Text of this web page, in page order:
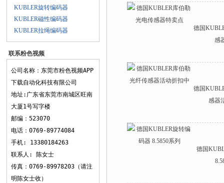
KUBLER旋转编码器
KUBLER磁性编码器
KUBLER拉绳编码器
联系粉色视频
APP下载
公司名称：东莞市粉色视频APP
下载自动化科技有限公司
地址:广东省东莞市南城区旺南
大厦1号写字楼
邮编：523070
电话：0769-89774084
手机: 13380184263
联系人: 陈女士
传真：0769-89978203（请注
明陈女士收）
德国
感
德国
感器
德国